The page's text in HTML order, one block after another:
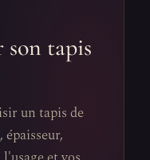
tapis
un tapis de